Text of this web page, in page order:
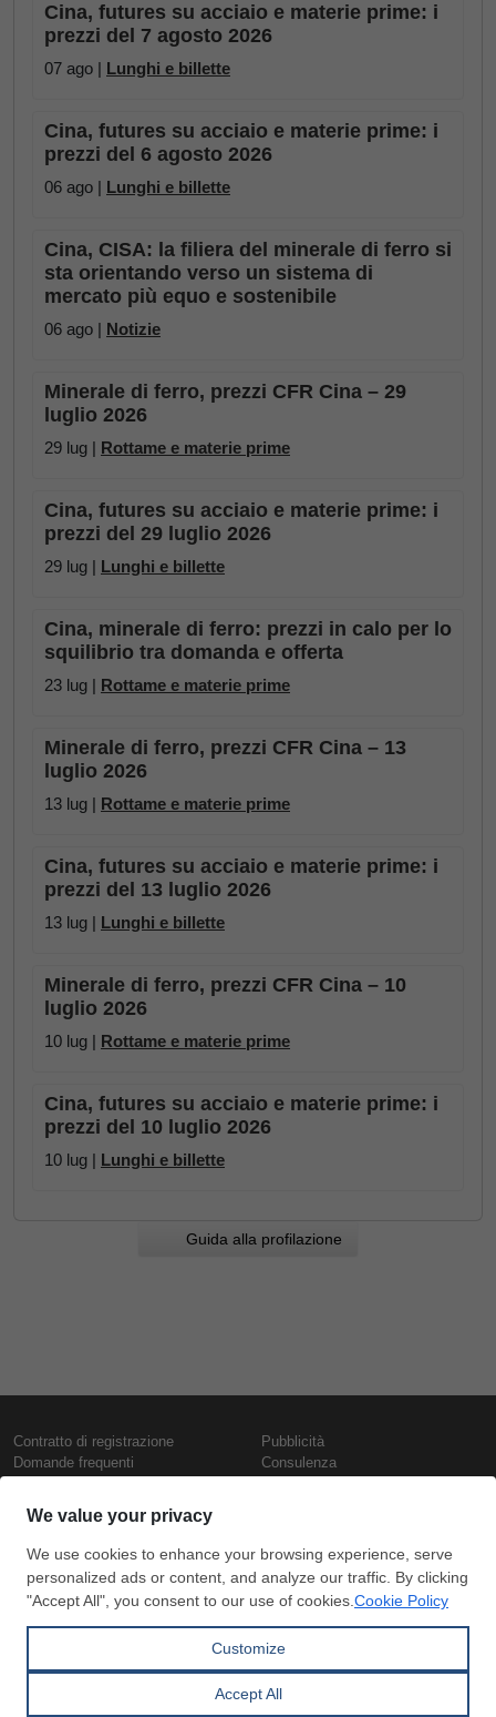
Cina, futures su acciaio e materie prime: i
prezzi del 7 agosto 2026
07 ago | Lunghi e billette
Cina, futures su acciaio e materie prime: i
prezzi del 6 agosto 2026
06 ago | Lunghi e billette
Cina, CISA: la filiera del minerale di ferro si
sta orientando verso un sistema di
mercato più equo e sostenibile
06 ago | Notizie
Minerale di ferro, prezzi CFR Cina – 29
luglio 2026
29 lug | Rottame e materie prime
Cina, futures su acciaio e materie prime: i
prezzi del 29 luglio 2026
29 lug | Lunghi e billette
Cina, minerale di ferro: prezzi in calo per lo
squilibrio tra domanda e offerta
23 lug | Rottame e materie prime
Minerale di ferro, prezzi CFR Cina – 13
luglio 2026
13 lug | Rottame e materie prime
Cina, futures su acciaio e materie prime: i
prezzi del 13 luglio 2026
13 lug | Lunghi e billette
Minerale di ferro, prezzi CFR Cina – 10
luglio 2026
10 lug | Rottame e materie prime
Cina, futures su acciaio e materie prime: i
prezzi del 10 luglio 2026
10 lug | Lunghi e billette
Guida alla profilazione
Contratto di registrazione
Domande frequenti
Presentazione
Contattaci
Termini di utilizzo
Politica di riservatezza
Pubblicità
Consulenza
Prezzi e indici
Prezzi giornalieri rottame
Marketplace Inc.
Tutti i diritti riservati